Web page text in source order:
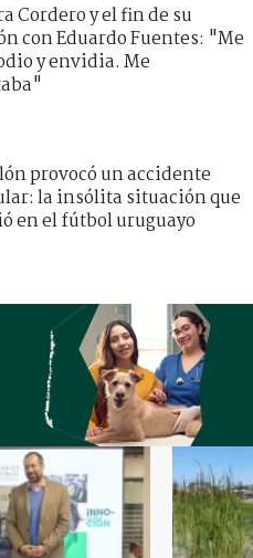
Cordero y el fin de su
con Eduardo Fuentes: "Me
y envidia. Me
provocó un accidente
la insólita situación que
en el fútbol uruguayo